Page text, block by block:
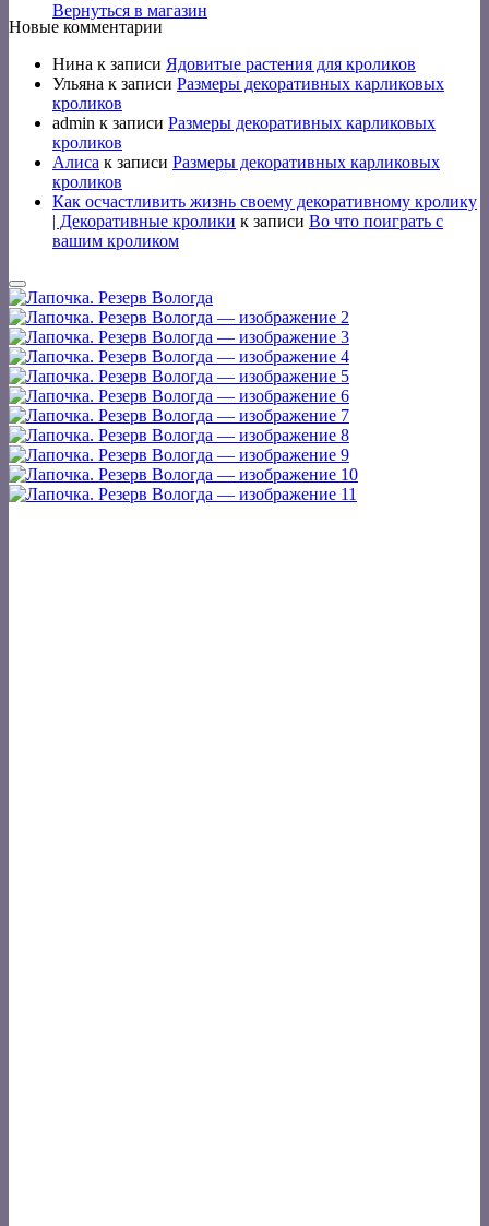
Вернуться в магазин
Новые комментарии
Нина к записи Ядовитые растения для кроликов
Ульяна к записи Размеры декоративных карликовых
кроликов
admin к записи Размеры декоративных карликовых
кроликов
Алиса к записи Размеры декоративных карликовых
кроликов
Как осчастливить жизнь своему декоративному кролику
| Декоративные кролики к записи Во что поиграть с
вашим кроликом